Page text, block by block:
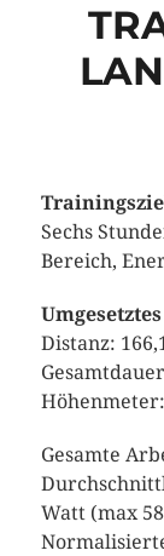
Sechs
Bereich,
Distanz:
Gesamte
Watt (max